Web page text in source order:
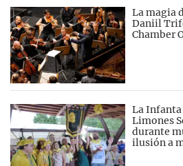
La magia
Daniil
Chamber
La Infanta
Limones
durante
ilusión a